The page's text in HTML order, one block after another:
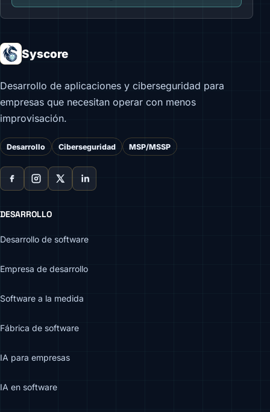
Syscore
Desarrollo de aplicaciones y ciberseguridad para
empresas que necesitan operar con menos
improvisación.
Desarrollo Ciberseguridad MSP/MSSP
DESARROLLO
Desarrollo de software
Empresa de desarrollo
Software a la medida
Fábrica de software
IA para empresas
IA en software